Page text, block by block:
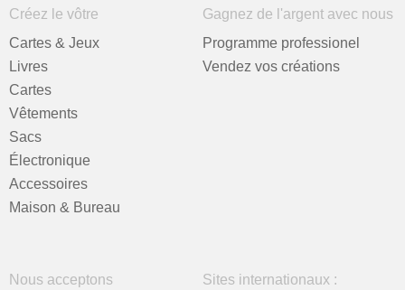
Créez le vôtre
Cartes & Jeux
Livres
Cartes
Vêtements
Sacs
Électronique
Accessoires
Maison & Bureau
Gagnez de l'argent avec nous
Programme professionel
Vendez vos créations
Nous acceptons Sites internationaux :